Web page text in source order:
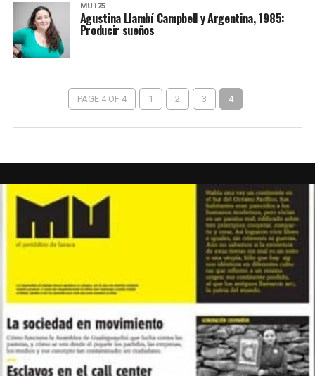
MU175
Agustina Llambí Campbell y Argentina, 1985:
Producir sueños
PAGE 4 OF 4 1 2 3 4